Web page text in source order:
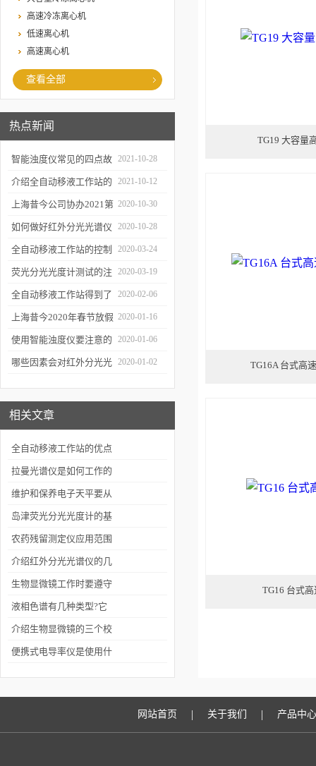
高速冷冻离心机
低速离心机
高速离心机
查看全部
热点新闻
智能浊度仪常见的四点故
障
2021-10-28
介绍全自动移液工作站的
三种移液方式
2021-10-12
上海昔今公司协办2021第
二届上海沪助科研圈发展
年会
2020-10-30
如何做好红外分光光谱仪
的防潮工作
2020-10-28
全自动移液工作站的控制
软件有哪些特点
2020-03-24
荧光分光光度计测试的注
意事项有哪些
2020-03-19
全自动移液工作站得到了
广泛的应用
2020-02-06
上海昔今2020年春节放假
通知
2020-01-16
使用智能浊度仪要注意的
几个要点
2020-01-06
哪些因素会对红外分光光 2020-01-02
相关文章
全自动移液工作站的优点
有哪些？
拉曼光谱仪是如何工作的
你知道吗？
维护和保养电子天平要从
以下几个方面入手
岛津荧光分光光度计的基
本原理
农药残留测定仪应用范围
及效果
介绍红外分光光谱仪的几
种类型
生物显微镜工作时要遵守
哪些要求
液相色谱有几种类型?它
们的保留机理是什么?
介绍生物显微镜的三个校
准方法
便携式电导率仪是使用什
TG19 大容量
TG16A 台式高
TG16 台式
网站首页 | 关于我们 | 产品中心